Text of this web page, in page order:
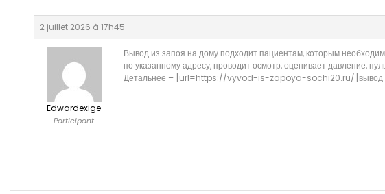
2 juillet 2026 à 17h45
Edwardexige
Participant
Вывод из запоя на дому подходит пациентам, которым
по указанному адресу, проводит осмотр, оценивает давление,
Детальнее – [url=https://vyvod-is-zapoya-sochi20.ru/]вывод